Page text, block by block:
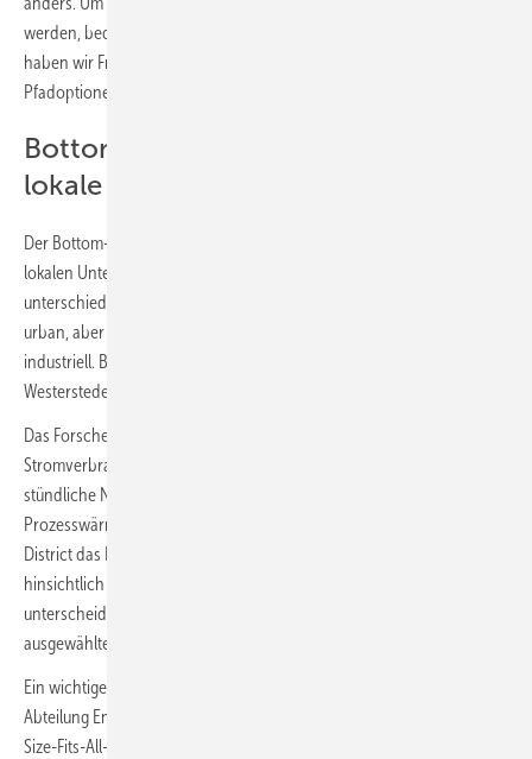
werden, bedarf es eines dezentralen Betrachtungsansatzes. Deshalb
haben wir Fraunhofer beauftragt, mit der Bottom-up-Studie
Pfadoptionen aufzuzeigen.“
Bottom-up-Ansatz berücksichtigt
lokale Besonderheiten
Der Bottom-up-Ansatz der Studie berücksichtigt die regionalen und
lokalen Unterschiede in der Gebäude- und Prozesswärme in vier
unterschiedlich ausgeprägten Versorgungsgebieten: Fellbach ist
urban, aber nicht-industriell geprägt, Mainz sowohl urban als auch
industriell. Burg bei Magdeburg ist ländlich, aber industriell geprägt,
Westerstede ländlich und nicht-industriell.
Das Forscherteam erhob Daten (z. B. jährlicher Wärmebedarf und
Stromverbrauch, Gebäudetypen, Kraftwerkspark) und generierte
stündliche Nutzenergieprofile (z. B. Haushaltsstrom, Raum- und
Prozesswärme). Auf Basis dieser Daten wurde mit dem Rechenmodell
District das Energiesystem für fünf Szenarien optimiert, die sich u.a.
hinsichtlich Strom- und Wasserstoffkosten und -verfügbarkeit
unterscheiden. Für die Jahre 2025 bis 2045 wurden schließlich
ausgewählte Strom- und Gasnetzgebiete simuliert.
Ein wichtiges Studienergebnis ist laut Sebastian Herkel, Leiter der
Abteilung Energieeffiziente Gebäude am Fraunhofer ISE: „Eine One-
Size-Fits-All-Lösung existiert für den Wärmemarkt nicht.